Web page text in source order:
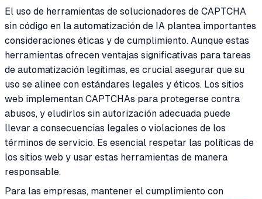
El uso de herramientas de solucionadores de CAPTCHA
sin código en la automatización de IA plantea importantes
consideraciones éticas y de cumplimiento. Aunque estas
herramientas ofrecen ventajas significativas para tareas
de automatización legítimas, es crucial asegurar que su
uso se alinee con estándares legales y éticos. Los sitios
web implementan CAPTCHAs para protegerse contra
abusos, y eludirlos sin autorización adecuada puede
llevar a consecuencias legales o violaciones de los
términos de servicio. Es esencial respetar las políticas de
los sitios web y usar estas herramientas de manera
responsable.
Para las empresas, mantener el cumplimiento con